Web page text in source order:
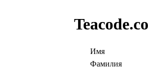
Имя
Фамилия